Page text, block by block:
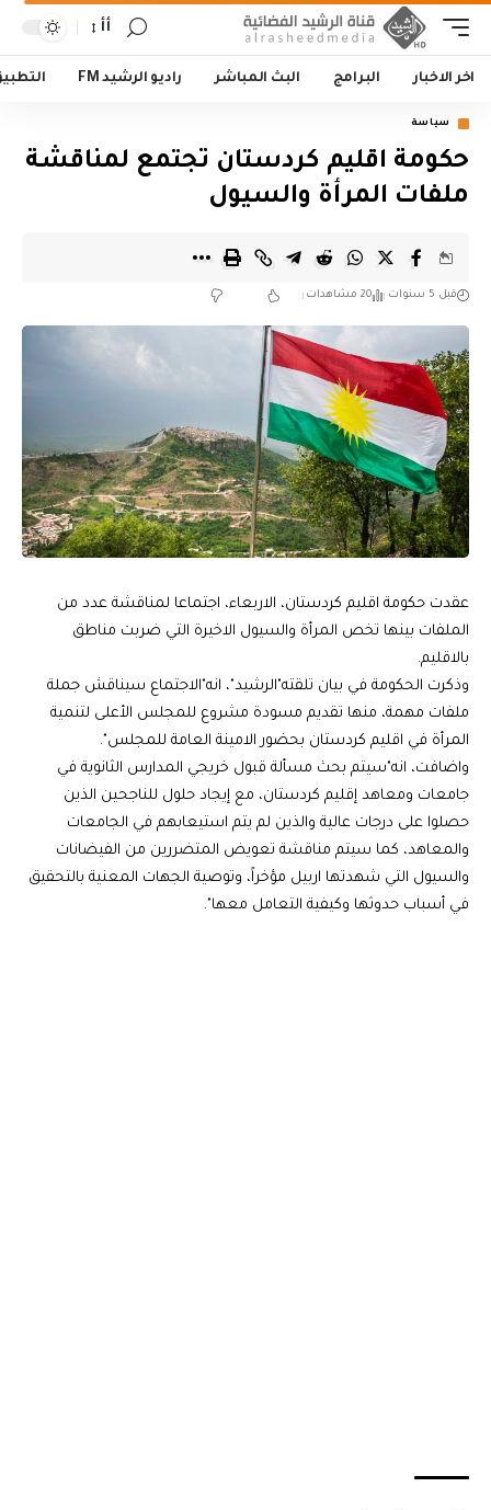
أأ
اخر الاخبار البرامج البث المباشر راديو الرشيد FM
سياسة
حكومة اقليم كردستان تجتمع لمناقشة
ملفات المرأة والسيول
قبل 5 سنوات 20 مشاهدات
عقدت حكومة اقليم كردستان، الاربعاء، اجتماعا لمناقشة عدد من
الملفات بينها تخص المرأة والسيول الاخيرة التي ضربت مناطق
بالاقليم.
وذكرت الحكومة في بيان تلقته"الرشيد"، انه"الاجتماع سيناقش جملة
ملفات مهمة، منها تقديم مسودة مشروع للمجلس الأعلى لتنمية
المرأة في اقليم كردستان بحضور الامينة العامة للمجلس".
واضافت، انه"سيتم بحث مسألة قبول خريجي المدارس الثانوية في
جامعات ومعاهد إقليم كردستان، مع إيجاد حلول للناجحين الذين
حصلوا على درجات عالية والذين لم يتم استيعابهم في الجامعات
والمعاهد، كما سيتم مناقشة تعويض المتضررين من الفيضانات
والسيول التي شهدتها اربيل مؤخراً، وتوصية الجهات المعنية بالتحقيق
في أسباب حدوثها وكيفية التعامل معها".